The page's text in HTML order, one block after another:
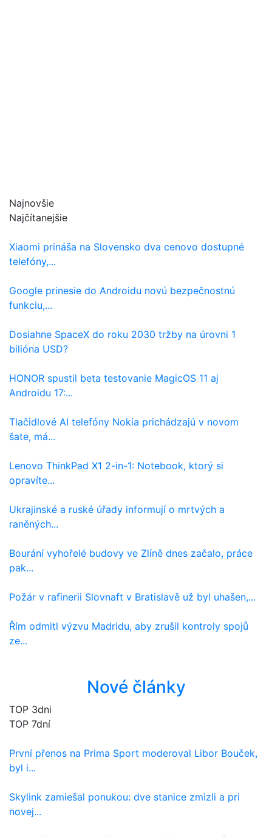
Najnovšie
Najčítanejšie
Xiaomi prináša na Slovensko dva cenovo dostupné
telefóny,...
Google prinesie do Androidu novú bezpečnostnú
funkciu,...
Dosiahne SpaceX do roku 2030 tržby na úrovni 1
bilióna USD?
HONOR spustil beta testovanie MagicOS 11 aj
Androidu 17:...
Tlačidlové AI telefóny Nokia prichádzajú v novom
šate, má...
Lenovo ThinkPad X1 2-in-1: Notebook, ktorý si
opravíte...
Ukrajinské a ruské úřady informují o mrtvých a
raněných...
Bourání vyhořelé budovy ve Zlíně dnes začalo, práce
pak...
Požár v rafinerii Slovnaft v Bratislavě už byl uhašen,...
Řím odmitl výzvu Madridu, aby zrušil kontroly spojů
ze...
Nové články
TOP 3dni
TOP 7dní
První přenos na Prima Sport moderoval Libor Bouček,
byl i...
Skylink zamiešal ponukou: dve stanice zmizli a pri
novej...